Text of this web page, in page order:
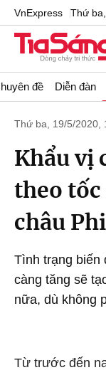
VnExpress Thứ
đề Diễn đàn
Thứ ba, 19/5/2020,
Khẩu vị
theo
châu Phi
Tình trạng biến
càng tăng sẽ
nữa, dù không
Từ trước đến